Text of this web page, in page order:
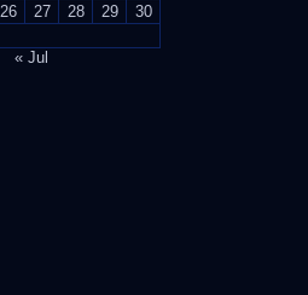
26 27 28 29
30
« Jul